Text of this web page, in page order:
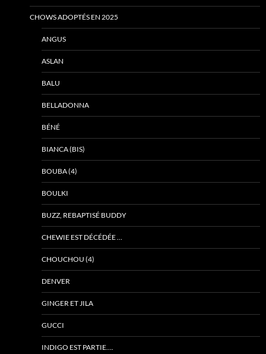
CHOWS ADOPTÉS EN 2025
ANGUS
ASLAN
BALU
BELLADONNA
BÉNÉ
BIANCA (BIS)
BOUBA (4)
BOULKI
BUZZ, REBAPTISÉ BUDDY
CHEWIE EST DÉCÉDÉE …
CHOUCHOU (4)
DENVER
GINGER ET JILA
GUCCI
INDIGO EST PARTIE….